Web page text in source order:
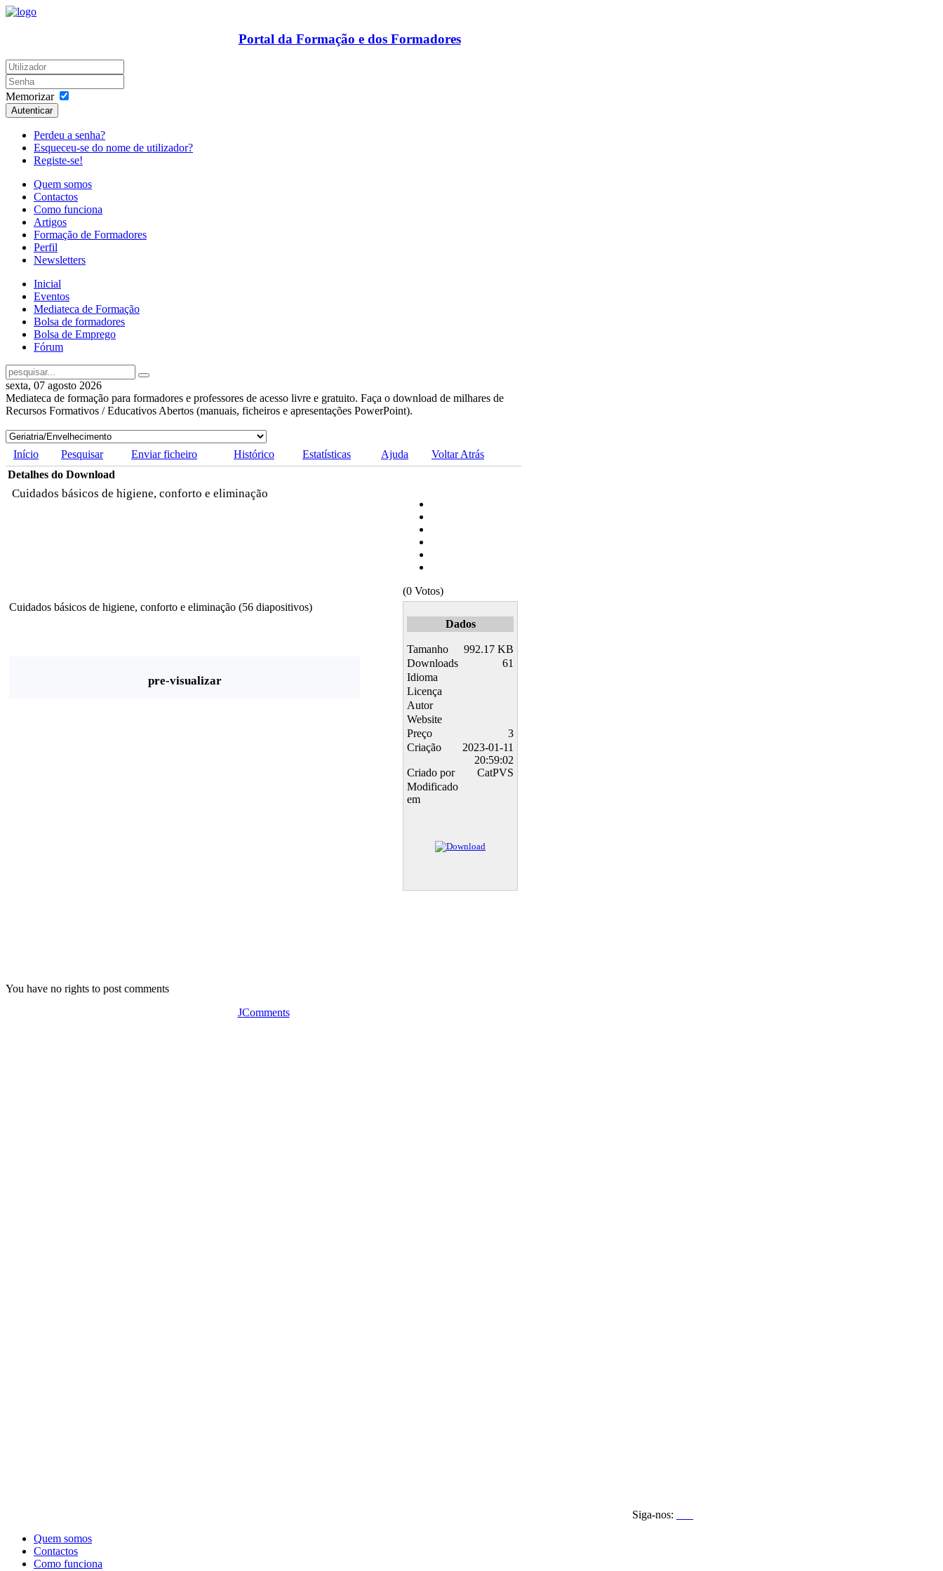
Portal da Formação e dos Formadores
Memorizar
Autenticar
Perdeu a senha?
Esqueceu-se do nome de utilizador?
Registe-se!
Quem somos
Contactos
Como funciona
Artigos
Formação de Formadores
Perfil
Newsletters
Inicial
Eventos
Mediateca de Formação
Bolsa de formadores
Bolsa de Emprego
Fórum
sexta, 07 agosto 2026
Mediateca de formação para formadores e professores de acesso livre e gratuito. Faça o download de milhares de
Recursos Formativos / Educativos Abertos (manuais, ficheiros e apresentações PowerPoint).
Início Pesquisar Enviar ficheiro Histórico Estatísticas Ajuda
Voltar Atrás
Detalhes do Download
Cuidados básicos de higiene, conforto e eliminação
(0 Votos)
Cuidados básicos de higiene, conforto e eliminação (56 diapositivos)
pre-visualizar
Dados
Tamanho
992.17 KB
Downloads
61
Idioma
Licença
Autor
Website
Preço
3
Criação
2023-01-11
20:59:02
Criado por
CatPVS
Modificado
em
You have no rights to post comments
JComments
Siga-nos:
Quem somos
Contactos
Como funciona